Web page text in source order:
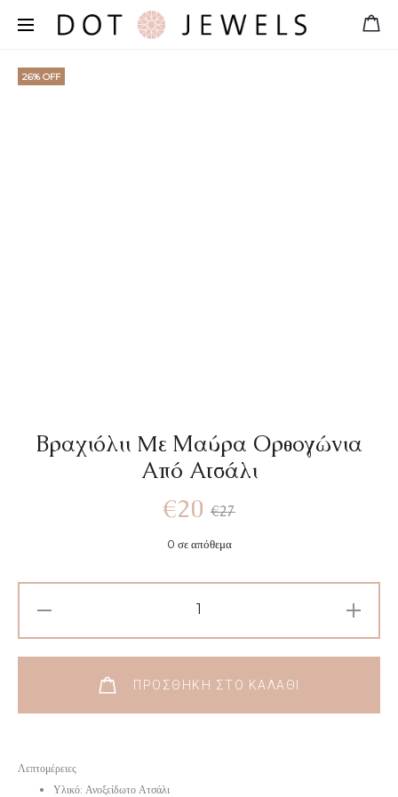
Free shipping for orders over 39 €
26% OFF
Βραχιόλιι Mε Μαύρα Ορθογώνια
Από Ατσάλι
Λεπτομέρειες
Υλικό: Ανοξείδωτο Ατσάλι
€27
€20
0 σε απόθεμα
ΠΡΟΣΘΉΚΗ ΣΤΟ ΚΑΛΆΘΙ